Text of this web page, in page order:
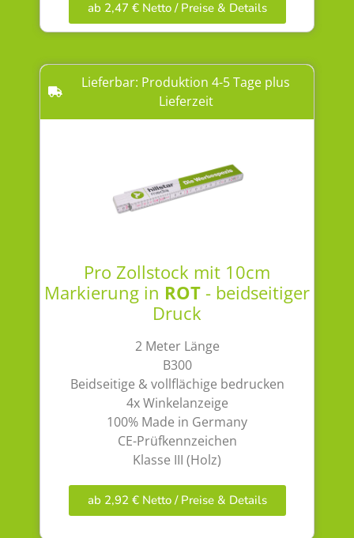
ab 2,47 € Netto / Preise & Details
Lieferbar: Produktion 4-5 Tage plus
Lieferzeit
Pro Zollstock mit 10cm
Markierung in ROT- beidseitiger
Druck
2 Meter Länge
B300
Beidseitige & vollflächige bedrucken
4x Winkelanzeige
100% Made in Germany
CE-Prüfkennzeichen
Klasse III (Holz)
ab 2,92 € Netto / Preise & Details